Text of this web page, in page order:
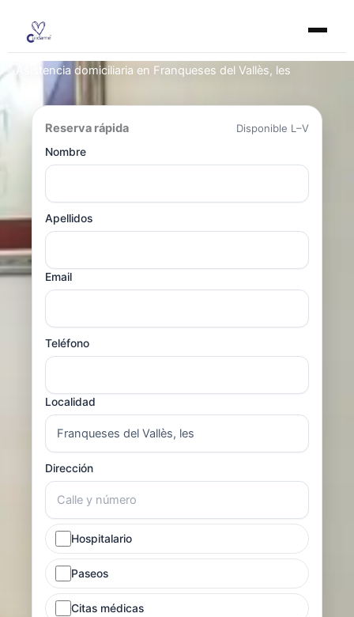
contenido
Asistencia domiciliaria en Franqueses del Vallès, les
Reserva rápida
Disponible L–V
Nombre
Apellidos
Email
Teléfono
Localidad
Dirección
Hospitalario
Paseos
Citas médicas